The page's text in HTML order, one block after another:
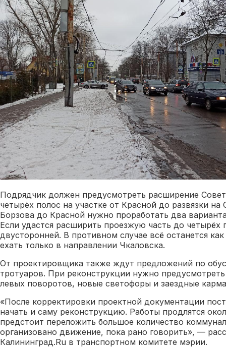
Подрядчик должен предусмотреть расширение
четырёх полос на участке от Красной до развязки
Борзова до Красной нужно проработать два
Если удастся расширить проезжую часть до четырёх
двусторонней. В противном случае всё останется
ехать только в направлении Чкаловска.
От проектировщика также ждут предложений по
тротуаров. При реконструкции нужно
левых поворотов, новые светофоры и заездные
«После корректировки проектной документации
начать и саму реконструкцию. Работы продлятся
предстоит переложить большое количество
организовано движение, пока рано говорить», —
Калининград.Ru в транспортном комитете мэрии.